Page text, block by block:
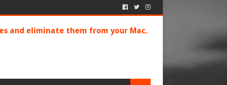
and eliminate them from your Mac.